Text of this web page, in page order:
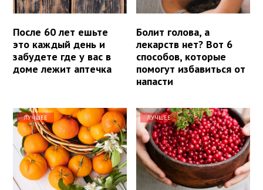
После 60 лет ешьте
это каждый день и
забудете где у вас в
доме лежит аптечка
Болит голова, а
лекарств нет? Вот 6
способов, которые
помогут избавиться от
напасти
ЛУЧШЕЕ ЛУЧШЕЕ